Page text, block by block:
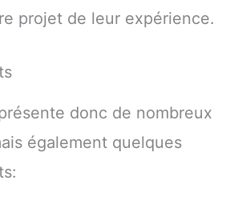
projet de leur expérience.
donc de nombreux
également quelques